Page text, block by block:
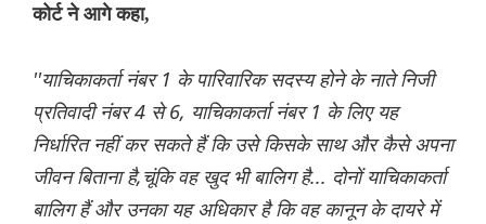
कोर्ट ने आगे कहा,
''याचिकाकर्ता नंबर 1 के पारिवारिक सदस्य होने के नाते निजी
प्रतिवादी नंबर 4 से 6, याचिकाकर्ता नंबर 1 के लिए यह
निर्धारित नहीं कर सकते हैं कि उसे किसके साथ और कैसे अपना
जीवन बिताना है,चूंकि वह खुद भी बालिग है... दोनों याचिकाकर्ता
बालिग हैं और उनका यह अधिकार है कि वह कानून के दायरे में